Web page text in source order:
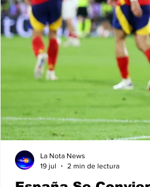
La Nota News
19 jul
2 min de lectura